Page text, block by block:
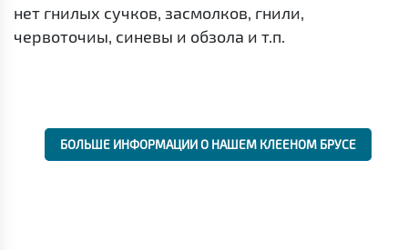
нет гнилых сучков, засмолков, гнили,
червоточиы, синевы и обзола и т.п.
БОЛЬШЕ ИНФОРМАЦИИ О НАШЕМ КЛЕЕНОМ БРУСЕ